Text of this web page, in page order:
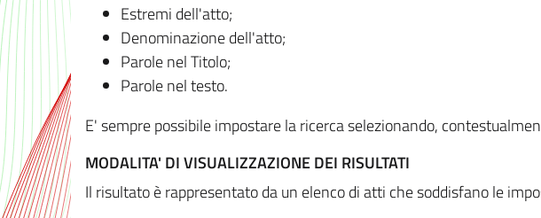
Estremi dell'atto;
Denominazione dell'atto;
Parole nel Titolo;
Parole nel testo.
E' sempre possibile impostare la ricerca selezionando,
MODALITA' DI VISUALIZZAZIONE DEI RISULTATI
Il risultato è rappresentato da un elenco di atti che soddisfano le